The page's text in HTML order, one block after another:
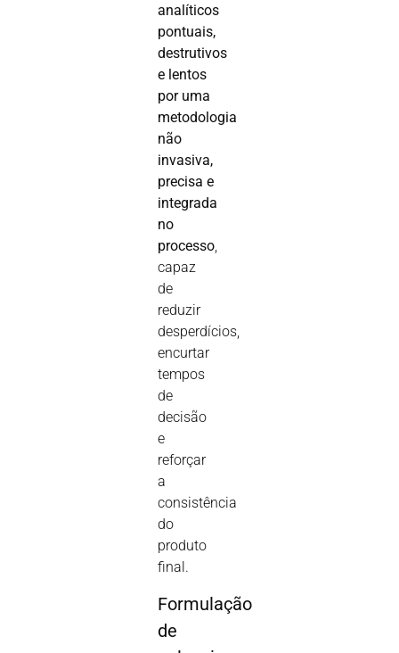
analíticos
pontuais,
destrutivos
e lentos
por uma
metodologia
não
invasiva,
precisa e
integrada
no
processo
capaz
de
reduzir
desperdícios,
encurtar
tempos
de
decisão
e
reforçar
a
consistência
do
produto
final.
Formulação
de